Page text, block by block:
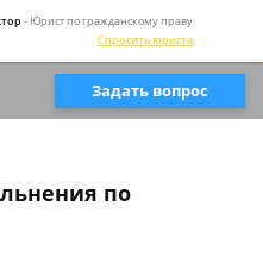
- Юрист по гражданскому праву
Спросить юриста
Задать вопрос
по